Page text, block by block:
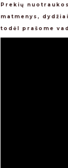
Prekių
matmenys,
todėl prašome